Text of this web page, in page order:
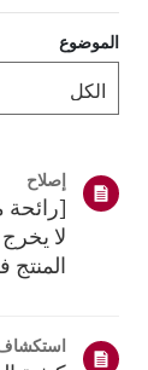
الموضوع
إصلاح
لا
استكشاف